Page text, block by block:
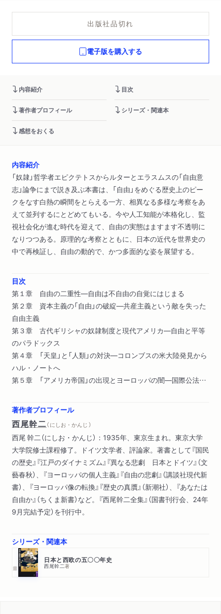
出版社品切れ
電子版を購入する
内容紹介 目次
著作者プロフィール シリーズ・関連本
感想をおくる
内容紹介
「奴隷」哲学者エピクテトスからルターとエラスムスの「自由意
志」論争にまで説き及ぶ本書は、「自由」をめぐる歴史上のピー
クをなす白熱の瞬間をとらえる一方、相異なる多様な考察をあ
えて並列するにとどめてもいる。今や人工知能が本格化し、監
視社会化が進む時代を迎えて、自由の実態はますます不透明に
なりつつある。原理的な考察とともに、日本の近代を世界史の
中で再検証し、自由の動的で、かつ多面的な姿を展望する。
目次
第１章 自由の二重性―自由は不自由の自覚にはじまる
第２章 資本主義の「自由」の破綻―共産主義という敵を失った
自由主義
第３章 古代ギリシャの奴隷制度と現代アメリカ―自由と平等
のパラドックス
第４章 「天皇」と「人類」の対決―コロンブスの米大陸発見から
ハル・ノートへ
第５章 「アメリカ帝国」の出現とヨーロッパの闇―国際公法を
第６章 開戦動機に関する日米間の認識の接近―「決断」以外に
自由はなかった
第７章 ルター＝エラスムス論争と近代日本の運命―自由は動
く
著作者プロフィール
西尾幹二（ にしお・かんじ ）
西尾 幹二（にしお・かんじ）：1935年、東京生まれ。東京大学
大学院修士課程修了。ドイツ文学者、評論家。著書として『国民
の歴史』『江戸のダイナミズム』『異なる悲劇 日本とドイツ』（文
藝春秋）、『ヨーロッパの個人主義』『自由の悲劇』（講談社現代新
書）、『ヨーロッパ像の転換』『歴史の真贋』（新潮社）、『あなたは
自由か』（ちくま新書）など。『西尾幹二全集』（国書刊行会、24年
9月完結予定）を刊行中。
シリーズ・関連本
日本と西欧の五〇〇年史
西尾幹二著